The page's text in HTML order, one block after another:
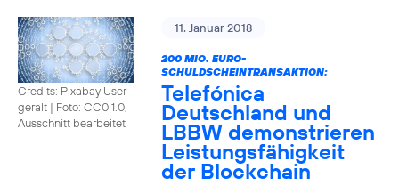
Credits: Pixabay User
geralt | Foto: CC0 1.0,
Ausschnitt bearbeitet
11. Januar 2018
200 MIO. EURO-
SCHULDSCHEINTRANSAKTION:
Telefónica
Deutschland und
LBBW demonstrieren
Leistungsfähigkeit
der Blockchain